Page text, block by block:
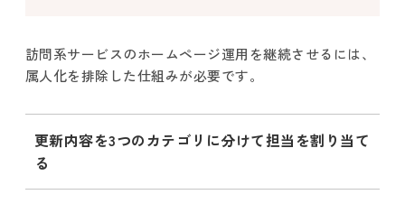
訪問系サービスのホームページ運用を継続させるには、
属人化を排除した仕組みが必要です。
更新内容を3つのカテゴリに分けて担当を割り当て
る